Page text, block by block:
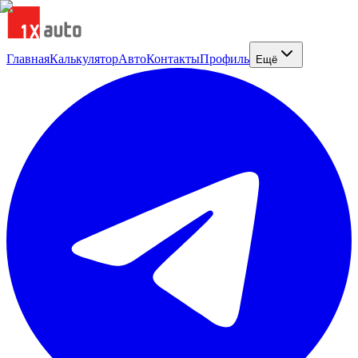
ГлавнаяКалькуляторАвтоКонтактыПрофиль Ещё